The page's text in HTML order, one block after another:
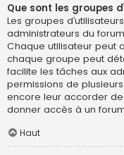
Que sont les groupes
Les groupes
administrateurs du
Chaque utilisateur peut
chaque groupe peut
facilite les tâches aux
permissions de
encore leur accorder
donner accès à un
Haut